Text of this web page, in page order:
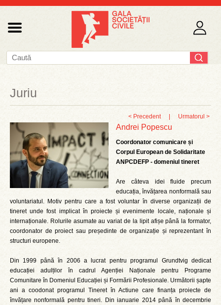
Juriu
< Precedent Urmatorul >
Andrei Popescu
Coordonator comunicare și
Corpul European de Solidaritate
ANPCDEFP - domeniul tineret
Are câteva idei fluide precum
educația, învățarea nonformală sau
voluntariatul. Motiv pentru care a fost voluntar în diverse organizații de
tineret unde fost implicat în proiecte și evenimente locale, naționale și
internaționale. Rolurile asumate au variat de la lipit afișe până la formator,
coordonator de proiect sau președinte de organizație și reprezentant în
structuri europene.
Din 1999 până în 2006 a lucrat pentru programul Grundtvig dedicat
educației adulților în cadrul Agenției Naționale pentru Programe
Comunitare în Domeniul Educației și Formării Profesionale. Următorii șapte
ani a coodonat programul Tineret în Actiune care finanța proiecte de
învățare nonformală pentru tineri. Din ianuarie 2014 până în decembrie